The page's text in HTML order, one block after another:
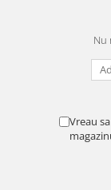
Nu
Vreau